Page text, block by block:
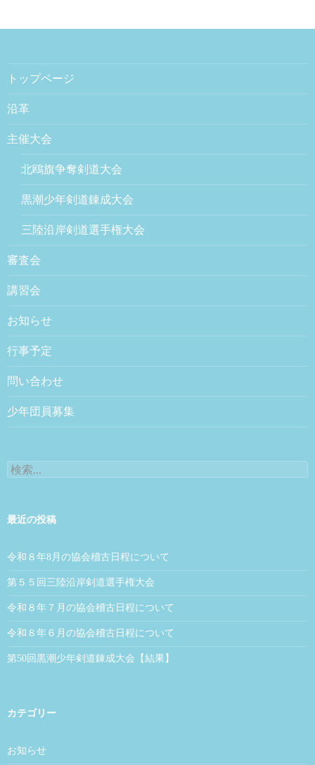
トップページ
沿革
主催大会
北鴎旗争奪剣道大会
黒潮少年剣道錬成大会
三陸沿岸剣道選手権大会
審査会
講習会
お知らせ
行事予定
問い合わせ
少年団員募集
検索:
最近の投稿
令和８年8月の協会稽古日程について
第５５回三陸沿岸剣道選手権大会
令和８年７月の協会稽古日程について
令和８年６月の協会稽古日程について
第50回黒潮少年剣道錬成大会【結果】
カテゴリー
お知らせ